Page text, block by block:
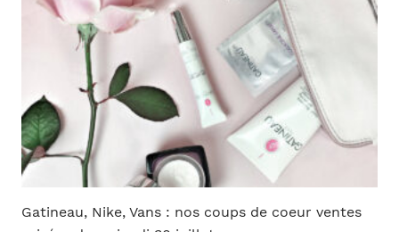
Gatineau, Nike, Vans : nos coups de coeur ventes